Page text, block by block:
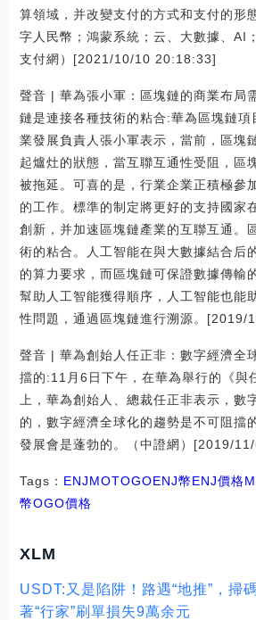
算領域，并改變支付的方式和支付的形
字人民幣；鴻蒙系統；云、大數據、AI
支付網）[2021/10/10 20:18:33]
聲音 | 華為張小軍：區塊鏈的商業布局
鏈是連接各種技術的粘合:華為區塊鏈項
業發展負責人張小軍表示，當前，區塊
起爐灶的狀態，當互聯互通性受阻，區
被拖延。可喜的是，行業企業正積極參
的工作。標準的制定將更好的支持國家
創新，并加速區塊鏈產業的互聯互通。
術的粘合。人工智能在與大數據結合后
的算力要求，而區塊鏈可保證數據傳輸
幫助人工智能獲得順序，人工智能也能
性問題，通過區塊鏈進行溯源。[2019/
聲音 | 華為創始人任正非：數字經濟全
擋的:11月6日下午，在華為舉行的《與
上，華為創始人、總裁任正非表示，數
的，數字經濟全球化的趨勢是不可阻擋
發展會是蓬勃的。（中證網）[2019/
Tags： ENJMOTOGOENJ幣ENJ價格
幣OGO價格
XLM
USDT:又是陷阱！路遇“地推”，掃
著“行家”刷單損失9萬余元